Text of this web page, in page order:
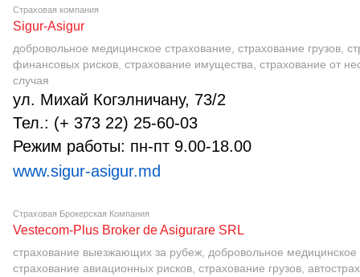
Страховая компания
Sigur-Asigur
добровольное медицинское страхование, страхование грузов,
финансовых рисков, страхование имущества, страхование от
случая
ул. Михай Когэлничану, 73/2
Тел.: (+ 373 22) 25-60-03
Режим работы: пн-пт 9.00-18.00
www.sigur-asigur.md
Страховая Брокерская Компания
Vestecom-Plus Broker de Asigurare SRL
страхование выезжающих за рубеж, добровольное медицинское
страхование авиационных рисков, страхование грузов,